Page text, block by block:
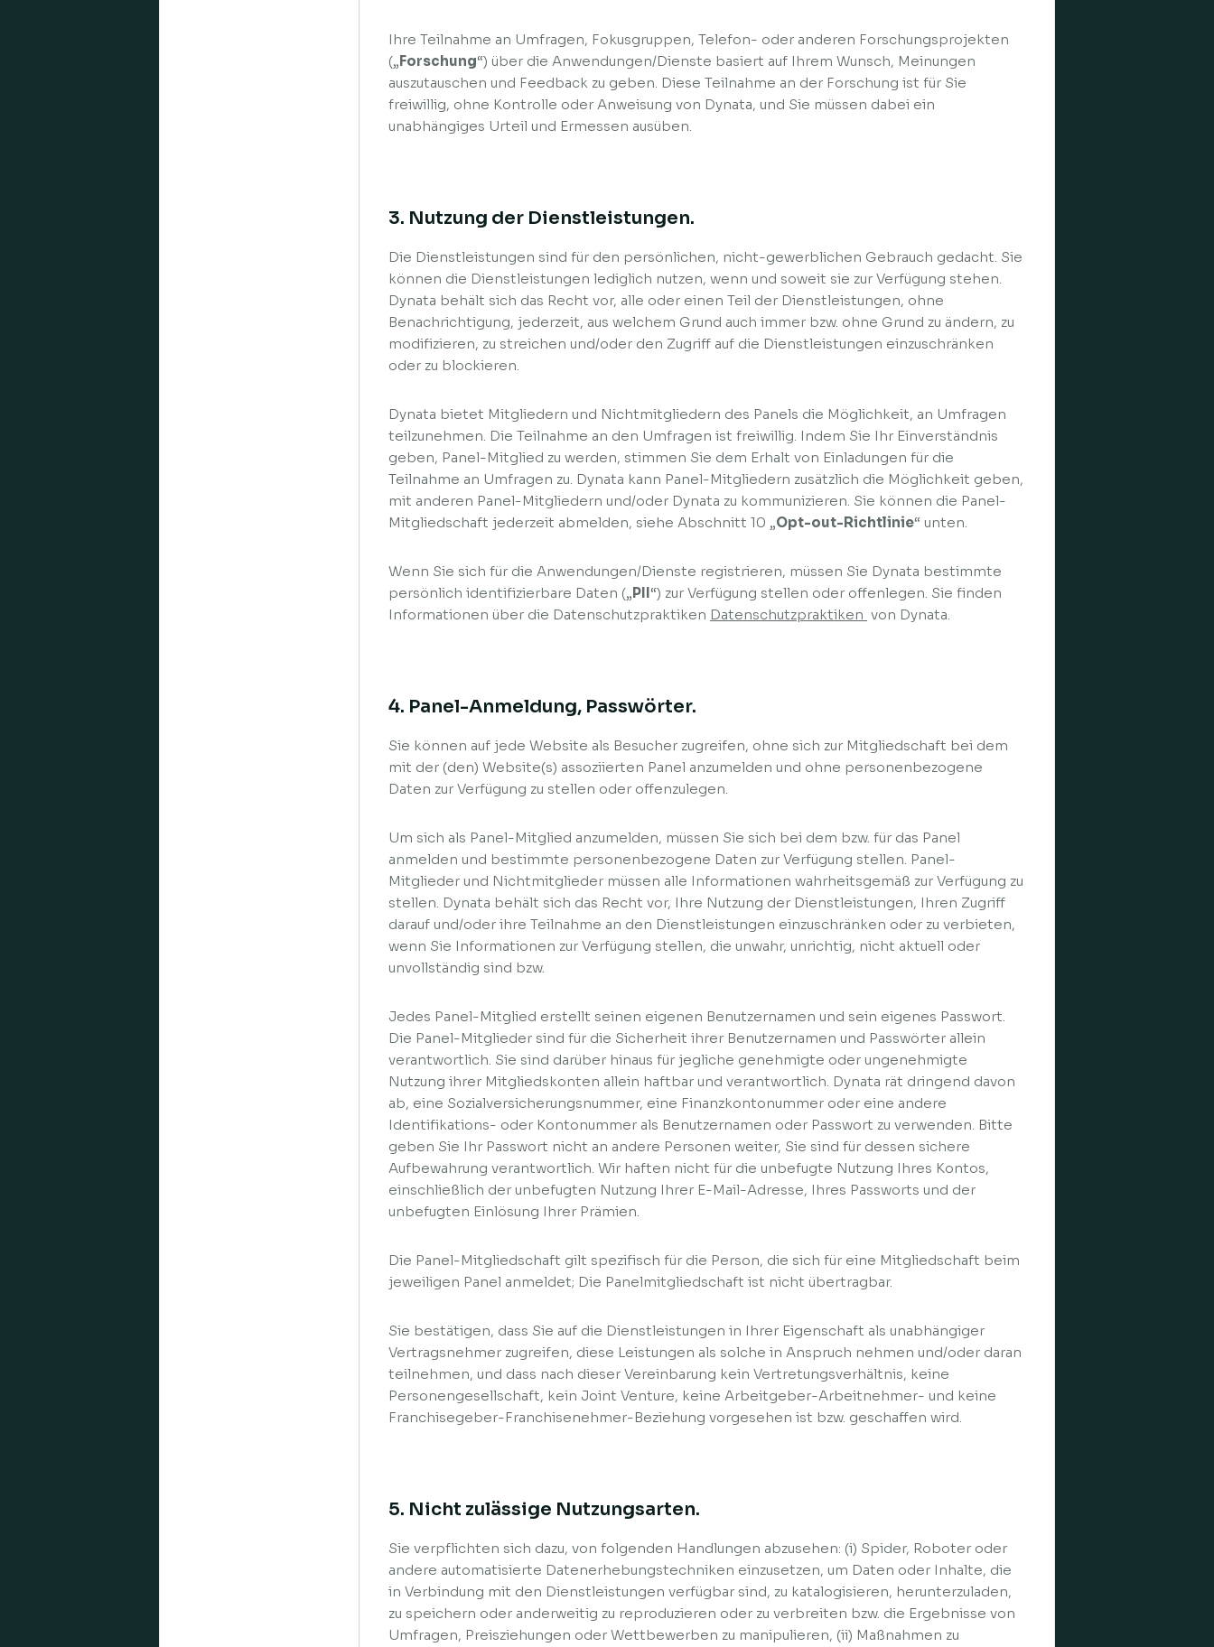
Ihre Teilnahme an Umfragen, Fokusgruppen, Telefon- oder anderen Forschungsprojekten
(„Forschung“) über die Anwendungen/Dienste basiert auf Ihrem Wunsch, Meinungen
auszutauschen und Feedback zu geben. Diese Teilnahme an der Forschung ist für Sie
freiwillig, ohne Kontrolle oder Anweisung von Dynata, und Sie müssen dabei ein
unabhängiges Urteil und Ermessen ausüben.
3. Nutzung der Dienstleistungen.
Die Dienstleistungen sind für den persönlichen, nicht-gewerblichen Gebrauch gedacht. Sie
können die Dienstleistungen lediglich nutzen, wenn und soweit sie zur Verfügung stehen.
Dynata behält sich das Recht vor, alle oder einen Teil der Dienstleistungen, ohne
Benachrichtigung, jederzeit, aus welchem Grund auch immer bzw. ohne Grund zu ändern, zu
modifizieren, zu streichen und/oder den Zugriff auf die Dienstleistungen einzuschränken
oder zu blockieren.
Dynata bietet Mitgliedern und Nichtmitgliedern des Panels die Möglichkeit, an Umfragen
teilzunehmen. Die Teilnahme an den Umfragen ist freiwillig. Indem Sie Ihr Einverständnis
geben, Panel-Mitglied zu werden, stimmen Sie dem Erhalt von Einladungen für die
Teilnahme an Umfragen zu. Dynata kann Panel-Mitgliedern zusätzlich die Möglichkeit geben,
mit anderen Panel-Mitgliedern und/oder Dynata zu kommunizieren. Sie können die Panel-
Mitgliedschaft jederzeit abmelden, siehe Abschnitt 10 „Opt-out-Richtlinie“ unten.
Wenn Sie sich für die Anwendungen/Dienste registrieren, müssen Sie Dynata bestimmte
persönlich identifizierbare Daten („PII“) zur Verfügung stellen oder offenlegen. Sie finden
Informationen über die Datenschutzpraktiken Datenschutzpraktiken von Dynata.
4. Panel-Anmeldung, Passwörter.
Sie können auf jede Website als Besucher zugreifen, ohne sich zur Mitgliedschaft bei dem
mit der (den) Website(s) assoziierten Panel anzumelden und ohne personenbezogene
Daten zur Verfügung zu stellen oder offenzulegen.
Um sich als Panel-Mitglied anzumelden, müssen Sie sich bei dem bzw. für das Panel
anmelden und bestimmte personenbezogene Daten zur Verfügung stellen. Panel-
Mitglieder und Nichtmitglieder müssen alle Informationen wahrheitsgemäß zur Verfügung zu
stellen. Dynata behält sich das Recht vor, Ihre Nutzung der Dienstleistungen, Ihren Zugriff
darauf und/oder ihre Teilnahme an den Dienstleistungen einzuschränken oder zu verbieten,
wenn Sie Informationen zur Verfügung stellen, die unwahr, unrichtig, nicht aktuell oder
unvollständig sind bzw.
Jedes Panel-Mitglied erstellt seinen eigenen Benutzernamen und sein eigenes Passwort.
Die Panel-Mitglieder sind für die Sicherheit ihrer Benutzernamen und Passwörter allein
verantwortlich. Sie sind darüber hinaus für jegliche genehmigte oder ungenehmigte
Nutzung ihrer Mitgliedskonten allein haftbar und verantwortlich. Dynata rät dringend davon
ab, eine Sozialversicherungsnummer, eine Finanzkontonummer oder eine andere
Identifikations- oder Kontonummer als Benutzernamen oder Passwort zu verwenden. Bitte
geben Sie Ihr Passwort nicht an andere Personen weiter, Sie sind für dessen sichere
Aufbewahrung verantwortlich. Wir haften nicht für die unbefugte Nutzung Ihres Kontos,
einschließlich der unbefugten Nutzung Ihrer E-Mail-Adresse, Ihres Passworts und der
unbefugten Einlösung Ihrer Prämien.
Die Panel-Mitgliedschaft gilt spezifisch für die Person, die sich für eine Mitgliedschaft beim
jeweiligen Panel anmeldet; Die Panelmitgliedschaft ist nicht übertragbar.
Sie bestätigen, dass Sie auf die Dienstleistungen in Ihrer Eigenschaft als unabhängiger
Vertragsnehmer zugreifen, diese Leistungen als solche in Anspruch nehmen und/oder daran
teilnehmen, und dass nach dieser Vereinbarung kein Vertretungsverhältnis, keine
Personengesellschaft, kein Joint Venture, keine Arbeitgeber-Arbeitnehmer- und keine
Franchisegeber-Franchisenehmer-Beziehung vorgesehen ist bzw. geschaffen wird.
5. Nicht zulässige Nutzungsarten.
Sie verpflichten sich dazu, von folgenden Handlungen abzusehen: (i) Spider, Roboter oder
andere automatisierte Datenerhebungstechniken einzusetzen, um Daten oder Inhalte, die
in Verbindung mit den Dienstleistungen verfügbar sind, zu katalogisieren, herunterzuladen,
zu speichern oder anderweitig zu reproduzieren oder zu verbreiten bzw. die Ergebnisse von
Umfragen, Preisziehungen oder Wettbewerben zu manipulieren, (ii) Maßnahmen zu